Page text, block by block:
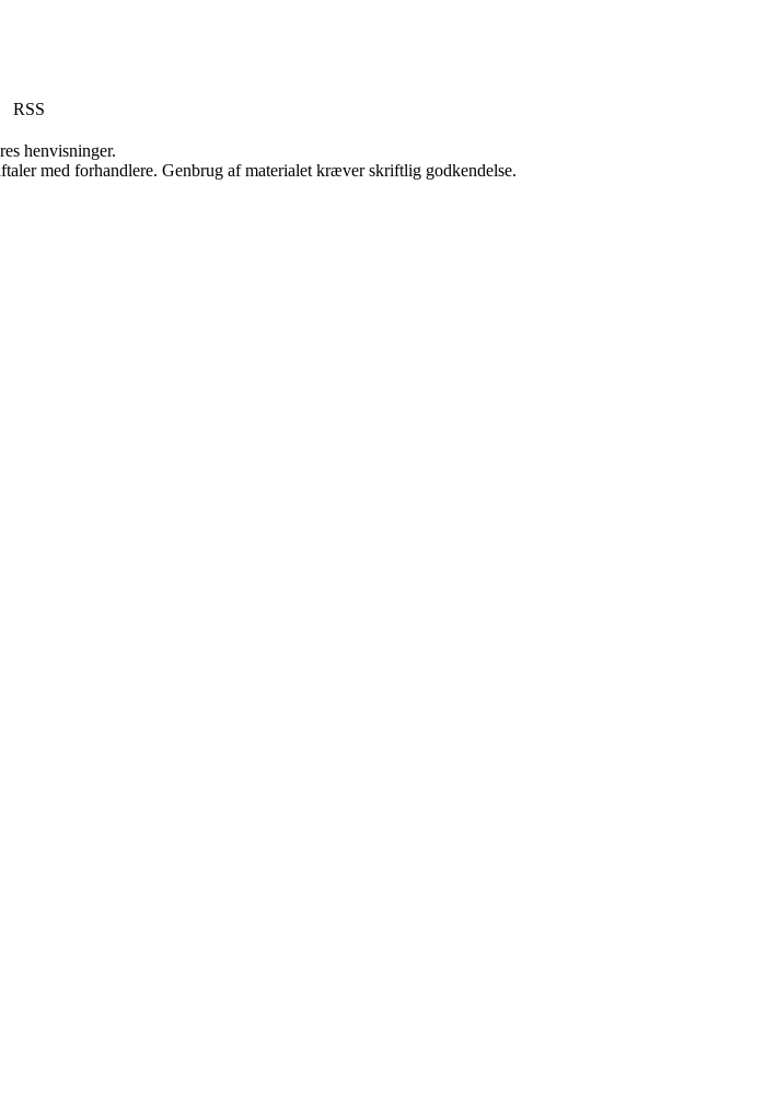
RSS
henvisninger.
med forhandlere. Genbrug af materialet kræver skriftlig godkendelse.